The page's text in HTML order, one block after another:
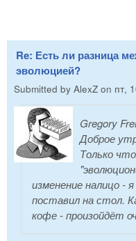
Re: Есть ли разница
эволюцией?
Submitted by AlexZ on пт,
Gregory
Доброе
Только
изменение налицо -
поставил на стол.
кофе - произойдёт